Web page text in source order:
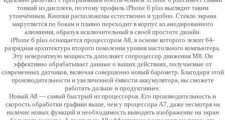
тонкий из дисплеев, поэтому профиль iPhone 6 plus выглядит таким
утончённым. Кнопки расположены естественно и удобно. Стекло экрана
закругляется по бокам и плавно переходит в корпус из анодированного
алюминия, образуя исключительный в своей простоте дизайн.
iPhone 6 plus оснащается процессором A8, в основе которого лежит 64-
разрядная архитектура второго поколения уровня настольного компьютера.
Эту невероятную мощность дополняет сопроцессор движения M8. Он
эффективно обрабатывает данные о ваших действиях, получаемые от
современных датчиков, включая совершенно новый барометр. Благодаря этой
производительности и увеличенной ёмкости аккумулятора, вы сможете
работать дольше и продуктивнее.
Новый A8 — самый быстрый из процессоров. Его производительность и
скорость обработки графики выше, чем у процессора A7, даже несмотря на
наличие новых функций и необходимость выводить изображение на экран